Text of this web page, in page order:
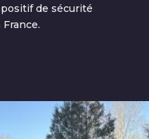
de sécurité